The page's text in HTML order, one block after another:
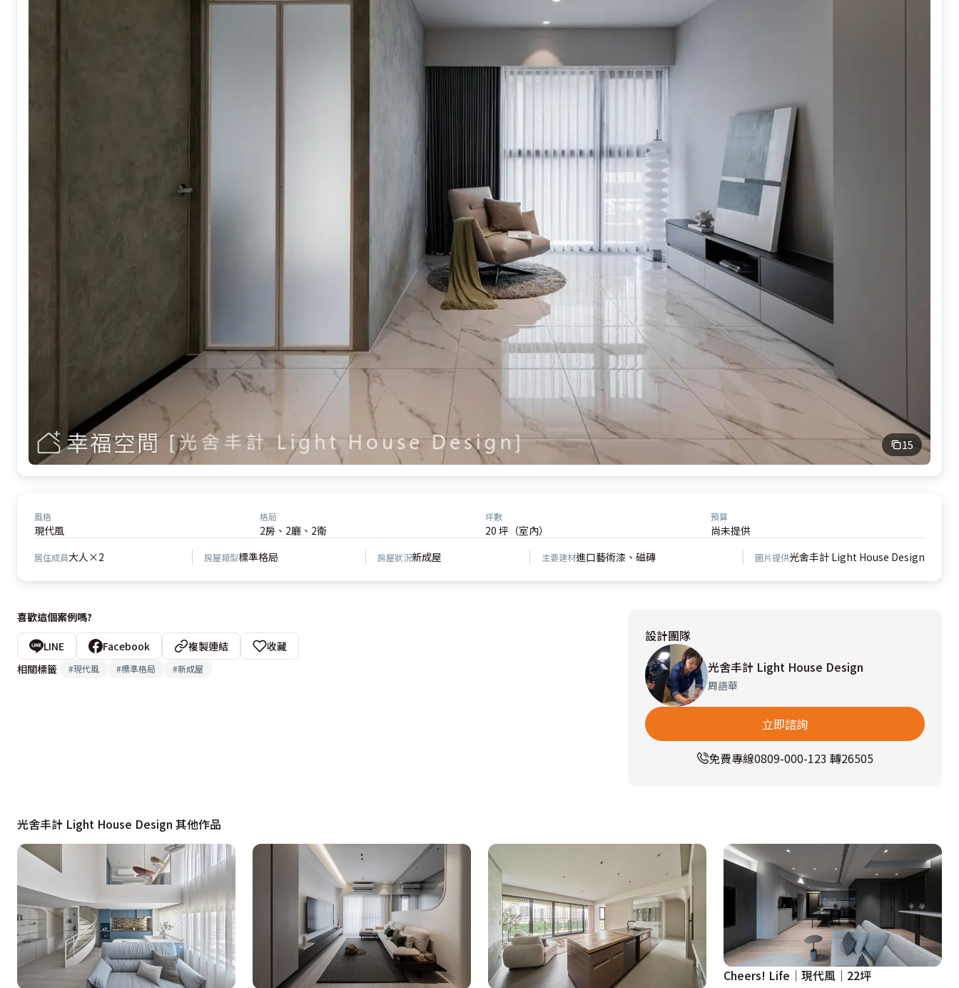
15
風格
現代風
格局
2房、2廳、2衛
坪數
20 坪（室內）
預算
尚未提供
居住成員大人×2 房屋類型標準格局 房屋狀況新成屋 主要建材進口藝術漆、磁磚 圖片提供光舍丰計 Light House Design
喜歡這個案例嗎?
LINE Facebook 複製連結
收藏
相關標籤
#現代風 #標準格局 #新成屋
設計團隊
光舍丰計 Light House Design
周語華
立即諮詢
免費專線0809-000-123 轉26505
光舍丰計 Light House Design 其他作品
Cheers! Life│現代風│22坪